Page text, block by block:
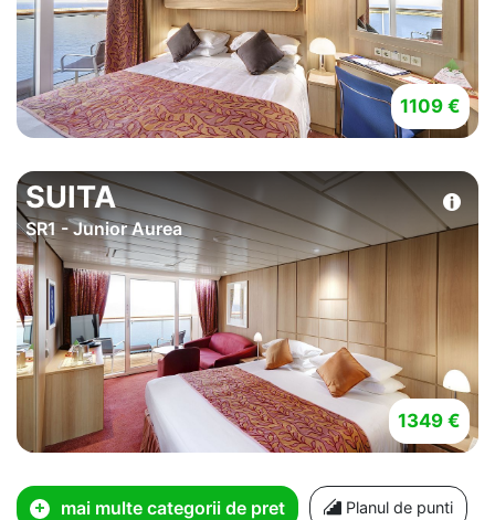
1109 €
SUITA
SR1 - Junior Aurea
1349 €
mai multe categorii de pret Planul de punti